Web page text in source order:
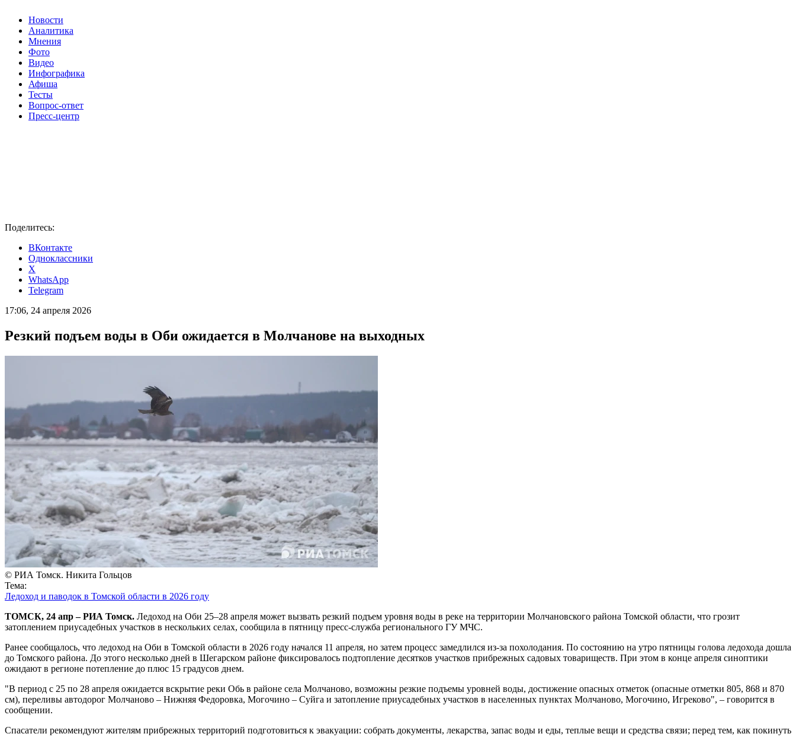
Новости
Аналитика
Мнения
Фото
Видео
Инфографика
Афиша
Тесты
Вопрос-ответ
Пресс-центр
Поделитесь:
ВКонтакте
Одноклассники
X
WhatsApp
Telegram
17:06, 24 апреля 2026
Резкий подъем воды в Оби ожидается в Молчанове на выходных
© РИА Томск. Никита Гольцов
Тема:
Ледоход и паводок в Томской области в 2026 году
ТОМСК, 24 апр – РИА Томск. Ледоход на Оби 25–28 апреля может вызвать резкий подъем уровня воды в реке на территории Молчановского района Томской области, что грозит
затоплением приусадебных участков в нескольких селах, сообщила в пятницу пресс-служба регионального ГУ МЧС.
Ранее сообщалось, что ледоход на Оби в Томской области в 2026 году начался 11 апреля, но затем процесс замедлился из-за похолодания. По состоянию на утро пятницы голова ледохода дошла
до Томского района. До этого несколько дней в Шегарском районе фиксировалось подтопление десятков участков прибрежных садовых товариществ. При этом в конце апреля синоптики
ожидают в регионе потепление до плюс 15 градусов днем.
"В период с 25 по 28 апреля ожидается вскрытие реки Обь в районе села Молчаново, возможны резкие подъемы уровней воды, достижение опасных отметок (опасные отметки 805, 868 и 870
см), переливы автодорог Молчаново – Нижняя Федоровка, Могочино – Суйга и затопление приусадебных участков в населенных пунктах Молчаново, Могочино, Игреково", – говорится в
сообщении.
Спасатели рекомендуют жителям прибрежных территорий подготовиться к эвакуации: собрать документы, лекарства, запас воды и еды, теплые вещи и средства связи; перед тем, как покинуть